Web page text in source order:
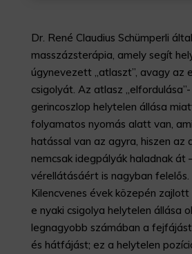
Dr. René Claudius Schümperli
masszázsterápia, amely segít
úgynevezett „atlaszt”, avagy az
csigolyát. Az atlasz
gerincoszlop helytelen állása
folyamatos nyomás alatt van,
hatással van az agyra, hiszen az
nemcsak idegpályák haladnak át
vérellátásáért is nagyban felelős.
Kilencvenes évek közepén
e nyaki csigolya helytelen állása
legnagyobb számában a
és hátfájást; ez a helytelen